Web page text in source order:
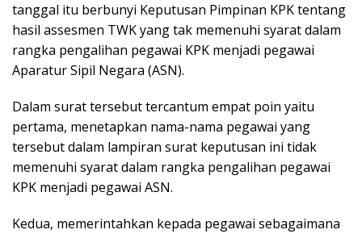
tanggal itu berbunyi Keputusan Pimpinan KPK tentang
hasil assesmen TWK yang tak memenuhi syarat dalam
rangka pengalihan pegawai KPK menjadi pegawai
Aparatur Sipil Negara (ASN).
Dalam surat tersebut tercantum empat poin yaitu
pertama, menetapkan nama-nama pegawai yang
tersebut dalam lampiran surat keputusan ini tidak
memenuhi syarat dalam rangka pengalihan pegawai
KPK menjadi pegawai ASN.
Kedua, memerintahkan kepada pegawai sebagaimana